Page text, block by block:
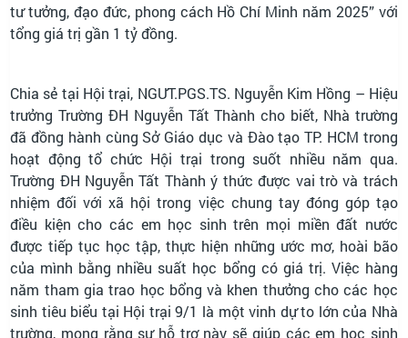
tư tưởng, đạo đức, phong cách Hồ Chí Minh năm 2025” với
tổng giá trị gần 1 tỷ đồng.
Chia sẻ tại Hội trại, NGƯT.PGS.TS. Nguyễn Kim Hồng – Hiệu
trưởng Trường ĐH Nguyễn Tất Thành cho biết, Nhà trường
đã đồng hành cùng Sở Giáo dục và Đào tạo TP. HCM trong
hoạt động tổ chức Hội trại trong suốt nhiều năm qua.
Trường ĐH Nguyễn Tất Thành ý thức được vai trò và trách
nhiệm đối với xã hội trong việc chung tay đóng góp tạo
điều kiện cho các em học sinh trên mọi miền đất nước
được tiếp tục học tập, thực hiện những ước mơ, hoài bão
của mình bằng nhiều suất học bổng có giá trị. Việc hàng
năm tham gia trao học bổng và khen thưởng cho các học
sinh tiêu biểu tại Hội trại 9/1 là một vinh dự to lớn của Nhà
trường, mong rằng sự hỗ trợ này sẽ giúp các em học sinh